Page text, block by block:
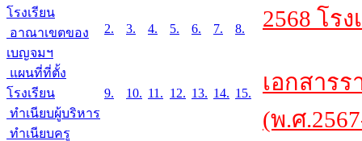
โรงเรียน
อาณาเขตของ
เบญจมฯ
แผนที่ที่ตั้ง
โรงเรียน
ทำเนียบผู้บริหาร
ทำเนียบครู
2. 3. 4. 5. 6. 7. 8.
9. 10. 11. 12. 13. 14. 15.
2568 โร
เอกสาร
(พ.ศ